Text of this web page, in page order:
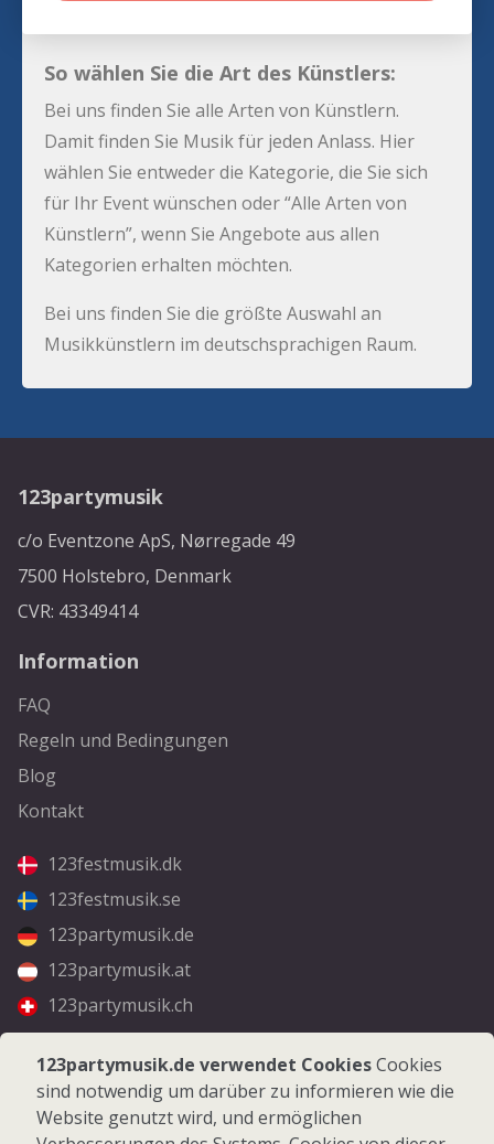
So wählen Sie die Art des Künstlers:
Bei uns finden Sie alle Arten von Künstlern.
Damit finden Sie Musik für jeden Anlass. Hier
wählen Sie entweder die Kategorie, die Sie sich
für Ihr Event wünschen oder “Alle Arten von
Künstlern”, wenn Sie Angebote aus allen
Kategorien erhalten möchten.
Bei uns finden Sie die größte Auswahl an
Musikkünstlern im deutschsprachigen Raum.
123partymusik
c/o Eventzone ApS, Nørregade 49
7500 Holstebro, Denmark
CVR: 43349414
Information
FAQ
Regeln und Bedingungen
Blog
Kontakt
123festmusik.dk
123festmusik.se
123partymusik.de
123partymusik.at
123partymusik.ch
Folgen Sie uns
Facebook
Instagram
123partymusik.de verwendet CookiesCookies
sind notwendig um darüber zu informieren wie die
Website genutzt wird, und ermöglichen